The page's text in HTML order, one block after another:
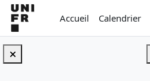
Passer au contenu principal
Accueil
Calendrier